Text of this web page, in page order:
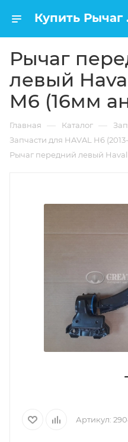
Купить
Рычаг
левый
M6 (16мм
Главная — Каталог —
Запчасти для HAVAL H6
Рычаг передний левый Haval
Артикул: